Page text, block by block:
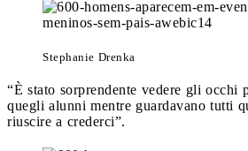
Stephanie Drenka
“È stato sorprendente vedere gli occhi
quegli alunni mentre guardavano tutti
riuscire a crederci”.